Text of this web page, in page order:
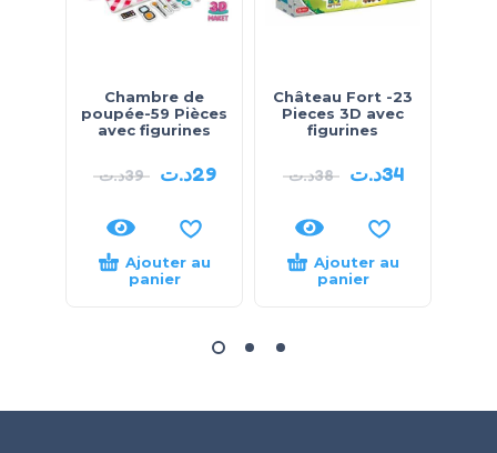
Chambre de
poupée-59 Pièces
avec figurines
39د.ت 29د.ت
Ajouter au
panier
Château Fort -23
Pieces 3D avec
figurines
38د.ت 34د.ت
Ajouter au
panier